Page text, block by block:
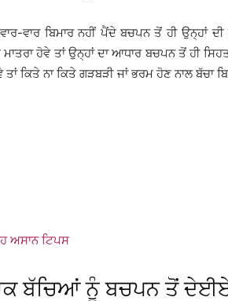
ਵਾਰ ਬਿਮਾਰ ਨਹੀਂ ਪੈਂਦੇ ਬਚਪਨ ਤੋਂ ਹੀ ਉਨ੍ਹਾਂ
ਹੋਵੇ ਤਾਂ ਉਨ੍ਹਾਂ ਦਾ ਆਧਾਰ ਬਚਪਨ ਤੋਂ ਹੀ
ਕਿਤੇ ਨਾ ਕਿਤੇ ਗੜਬੜੀ ਜਾਂ ਭਰਮ ਹੋਣ ਨਾਲ ਬੱਚਾ
ਅਸਾਨ ਟਿਪਸ
ਬੱਚਿਆਂ ਨੂੰ ਬਚਪਨ ਤੋਂ